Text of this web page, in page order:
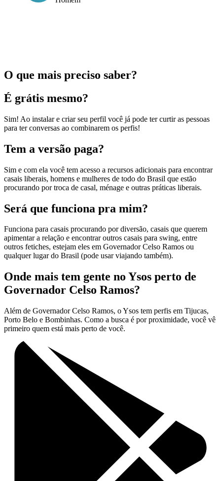
O que mais preciso saber?
É grátis mesmo?
Sim! Ao instalar e criar seu perfil você já pode ter curtir as pessoas
para ter conversas ao combinarem os perfis!
Tem a versão paga?
Sim e com ela você tem acesso a recursos adicionais para encontrar
casais liberais, homens e mulheres de todo do Brasil que estão
procurando por troca de casal, ménage e outras práticas liberais.
Será que funciona pra mim?
Funciona para casais procurando por diversão, casais que querem
apimentar a relação e encontrar outros casais para swing, entre
outros fetiches, estejam eles em Governador Celso Ramos ou
qualquer lugar do Brasil (pode usar viajando também).
Onde mais tem gente no Ysos perto de
Governador Celso Ramos?
Além de Governador Celso Ramos, o Ysos tem perfis em Tijucas,
Porto Belo e Bombinhas. Como a busca é por proximidade, você vê
primeiro quem está mais perto de você.